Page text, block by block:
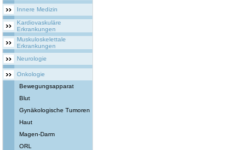
Innere Medizin
Kardiovaskuläre
Erkrankungen
Muskuloskelettale
Erkrankungen
Neurologie
Onkologie
Bewegungsapparat
Blut
Gynäkologische Tumoren
Haut
Magen-Darm
ORL